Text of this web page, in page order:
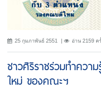
25 กุมภาพันธ์ 2551 อ่าน 2159 ค
ชาวศิริราชร่วมทำควา
ใหม่ ของคณะฯ